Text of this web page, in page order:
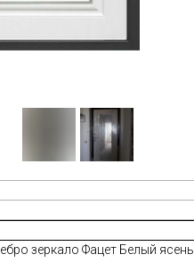
зеркало Фацет Белый ясень